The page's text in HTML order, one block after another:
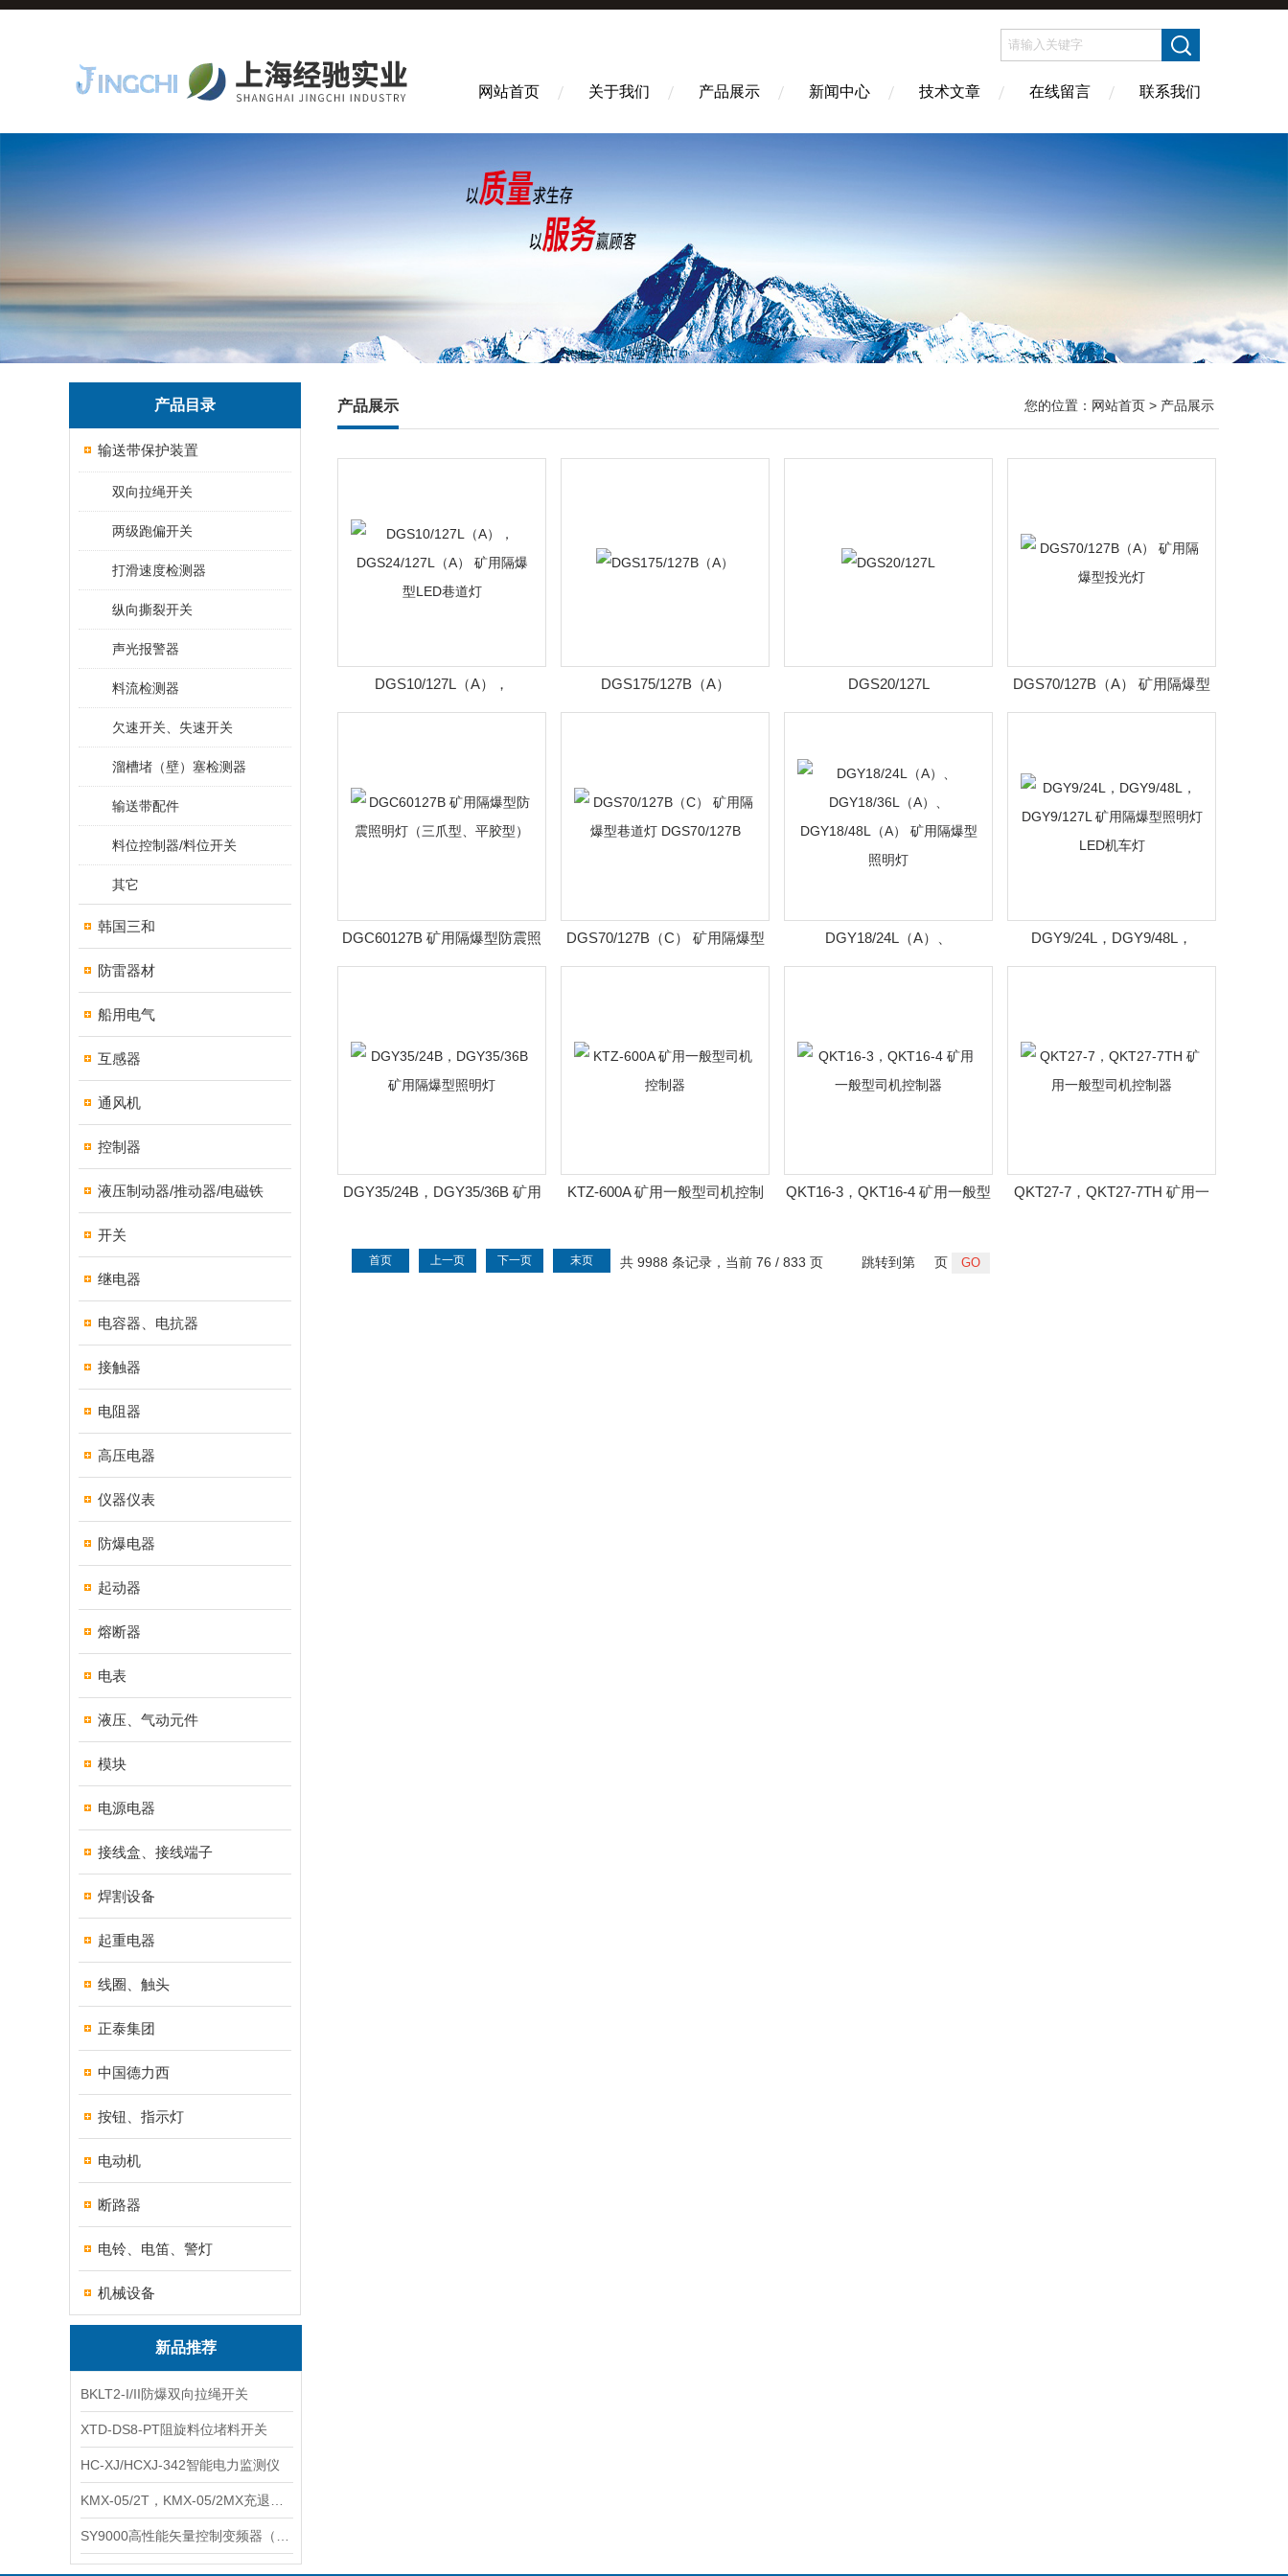
网站首页 关于我们 产品展示 新闻中心 技术文章 在线留言 联系我们
产品目录
输送带保护装置
双向拉绳开关
两级跑偏开关
打滑速度检测器
纵向撕裂开关
声光报警器
料流检测器
欠速开关、失速开关
溜槽堵（壁）塞检测器
输送带配件
料位控制器/料位开关
其它
韩国三和
防雷器材
船用电气
互感器
通风机
控制器
液压制动器/推动器/电磁铁
开关
继电器
电容器、电抗器
接触器
电阻器
高压电器
仪器仪表
防爆电器
起动器
熔断器
电表
液压、气动元件
模块
电源电器
接线盒、接线端子
焊割设备
起重电器
线圈、触头
正泰集团
中国德力西
按钮、指示灯
电动机
断路器
电铃、电笛、警灯
机械设备
新品推荐
BKLT2-I/II防爆双向拉绳开关
XTD-DS8-PT阻旋料位堵料开关
HC-XJ/HCXJ-342智能电力监测仪
产品展示 您的位置： 网站首页 > 产品展示
DGS10/127L（A），
DGS24/127L（A） 矿用隔爆型
DGS175/127B（A） DGS20/127L
DGS70/127B（A） 矿用隔爆型
投光灯
DGC60127B 矿用隔爆型防震照
明灯（三爪型、平胶型）
DGS70/127B（C） 矿用隔爆型
巷道灯 DGS70/127B
DGY18/24L（A）、
DGY18/36L（A）、
DGY9/24L，DGY9/48L，
DGY9/127L 矿用隔爆型照明灯
DGY35/24B，DGY35/36B 矿用
KTZ-600A 矿用一般型司机控制
QKT16-3，QKT16-4 矿用一般型
QKT27-7，QKT27-7TH 矿用一
共 9988 条记录，当前 76 / 833 页
首页 上一页 下一页 末页 跳转到第 页